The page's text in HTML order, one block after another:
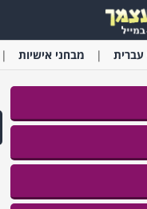
עברית מבחני אישיות